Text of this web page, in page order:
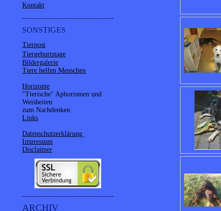
Kontakt
SONSTIGES
Tierpost
Tiergeburtstage
Bildergalerie
Tiere helfen Menschen
Horizonte
"Tierische" Aphorismen und
Weisheiten
zum Nachdenken
Links
Datenschutzerklärung
Impressum
Disclaimer
ARCHIV